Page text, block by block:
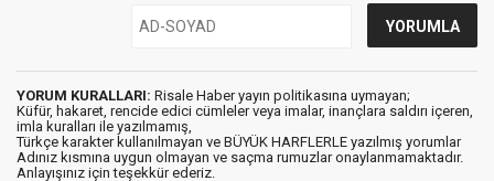
YORUM KURALLARI: Risale Haber yayın politikasına uymayan;
Küfür, hakaret, rencide edici cümleler veya imalar, inançlara saldırı içeren,
imla kuralları ile yazılmamış,
Türkçe karakter kullanılmayan ve BÜYÜK HARFLERLE yazılmış yorumlar
Adınız kısmına uygun olmayan ve saçma rumuzlar onaylanmamaktadır.
Anlayışınız için teşekkür ederiz.